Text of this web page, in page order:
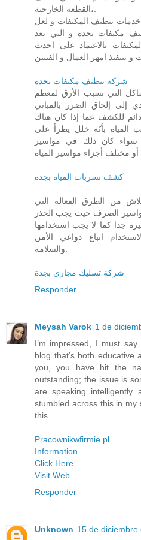
القطعة الخارجية،.
خدمات تنظيف المكيفات و لعل
مكيفات بجدة و التي تعد
بالاعتماد على احدث
شركة تنظيف مكيفات بجدة
التي تسبب الأرق لمعظم
إلى إلحاق الضرر بالمباني
للكشف عما إذا كان هناك
بأنّه خلل يطرأ على
سواء كان ذلك في مواسير
كشف تسربات المياه بجدة
من الطرق الفعالة التي
الصرف حيث يجب الحذر
جدا كما لا يجب استخدامها
اتباع دواعي الأمن
شركة تسليك مجاري بجدة
Responder
Meysah Varok 1 de
I’m impressed, I must
blog that’s both
you, you have hit the
outstanding; the issue is
are speaking
stumbled across this in
this.
Pracownikwfirmie.pl
Information
Click Here
Visit Web
Responder
Unknown 15 de diciembre